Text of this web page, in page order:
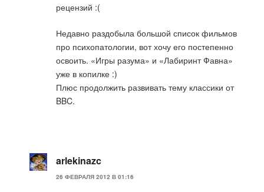
рецензий :(
Недавно раздобыла большой список фильмов
про психопатологии, вот хочу его постепенно
освоить. «Игры разума» и «Лабиринт Фавна»
уже в копилке :)
Плюс продолжить развивать тему классики от
BBC.
arlekinazc
26 ФЕВРАЛЯ 2012 В 01:16